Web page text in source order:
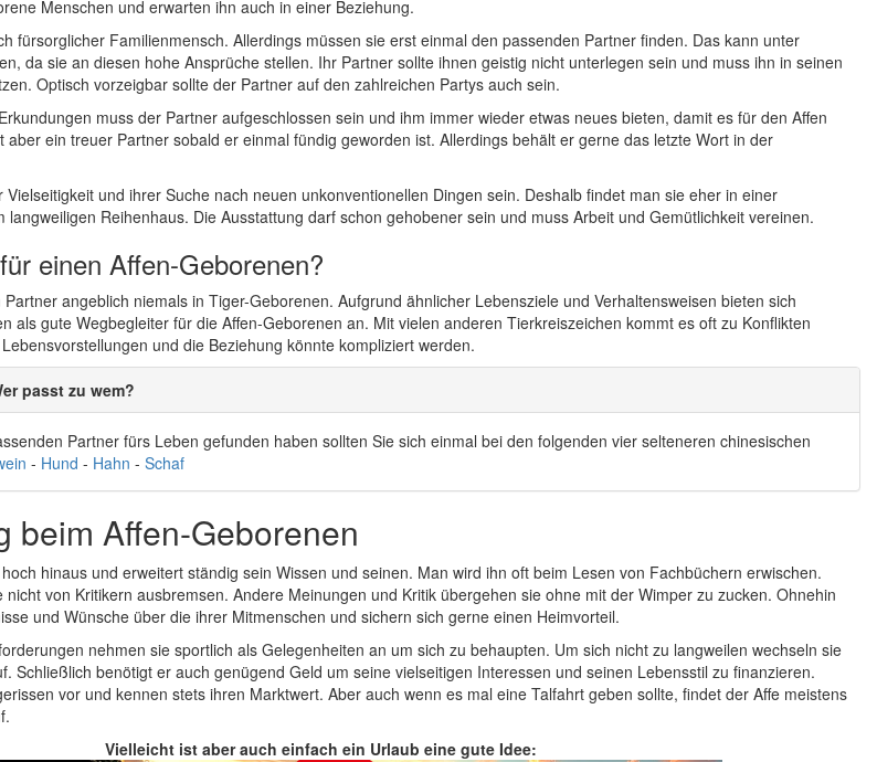
Menschen und erwarten ihn auch in einer Beziehung.
fürsorglicher Familienmensch. Allerdings müssen sie erst einmal den passenden Partner finden. Das kann unter
da sie an diesen hohe Ansprüche stellen. Ihr Partner sollte ihnen geistig nicht unterlegen sein und muss ihn in seinen
Optisch vorzeigbar sollte der Partner auf den zahlreichen Partys auch sein.
muss der Partner aufgeschlossen sein und ihm immer wieder etwas neues bieten, damit es für den Affen
aber ein treuer Partner sobald er einmal fündig geworden ist. Allerdings behält er gerne das letzte Wort in der
und ihrer Suche nach neuen unkonventionellen Dingen sein. Deshalb findet man sie eher in einer
langweiligen Reihenhaus. Die Ausstattung darf schon gehobener sein und muss Arbeit und Gemütlichkeit vereinen.
einen Affen-Geborenen?
angeblich niemals in Tiger-Geborenen. Aufgrund ähnlicher Lebensziele und Verhaltensweisen bieten sich
als gute Wegbegleiter für die Affen-Geborenen an. Mit vielen anderen Tierkreiszeichen kommt es oft zu Konflikten
und die Beziehung könnte kompliziert werden.
passt zu wem?
Partner fürs Leben gefunden haben sollten Sie sich einmal bei den folgenden vier selteneren chinesischen
- Hund - Hahn - Schaf
beim Affen-Geborenen
hinaus und erweitert ständig sein Wissen und seinen. Man wird ihn oft beim Lesen von Fachbüchern erwischen.
von Kritikern ausbremsen. Andere Meinungen und Kritik übergehen sie ohne mit der Wimper zu zucken. Ohnehin
und Wünsche über die ihrer Mitmenschen und sichern sich gerne einen Heimvorteil.
nehmen sie sportlich als Gelegenheiten an um sich zu behaupten. Um sich nicht zu langweilen wechseln sie
Schließlich benötigt er auch genügend Geld um seine vielseitigen Interessen und seinen Lebensstil zu finanzieren.
vor und kennen stets ihren Marktwert. Aber auch wenn es mal eine Talfahrt geben sollte, findet der Affe meistens
Vielleicht ist aber auch einfach ein Urlaub eine gute Idee: